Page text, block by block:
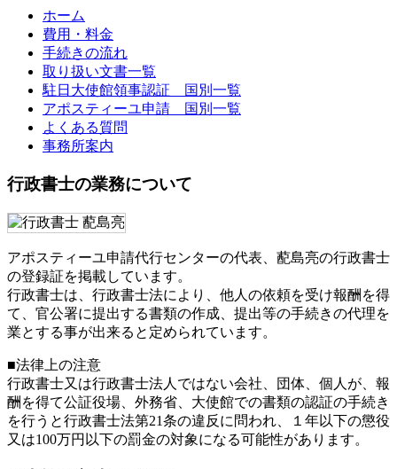
ホーム
費用・料金
手続きの流れ
取り扱い文書一覧
駐日大使館領事認証 国別一覧
アポスティーユ申請 国別一覧
よくある質問
事務所案内
行政書士の業務について
アポスティーユ申請代行センターの代表、蓜島亮の行政書士
の登録証を掲載しています。
行政書士は、行政書士法により、他人の依頼を受け報酬を得
て、官公署に提出する書類の作成、提出等の手続きの代理を
業とする事が出来ると定められています。
■法律上の注意
行政書士又は行政書士法人ではない会社、団体、個人が、報
酬を得て公証役場、外務省、大使館での書類の認証の手続き
を行うと行政書士法第21条の違反に問われ、
１年以下の懲役
又は100万円以下の罰金の対象になる可能性があります。